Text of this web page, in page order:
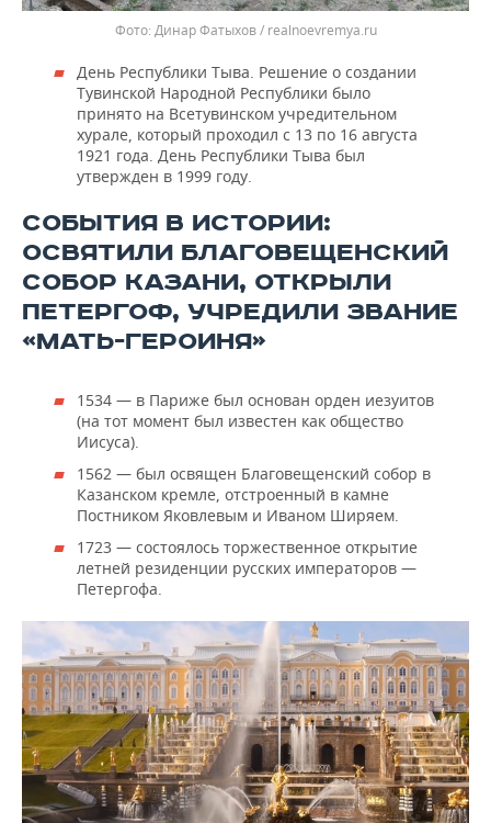
Динар Фатыхов / realnoevremya.ru
День Республики Тыва. Решение о создании
Тувинской Народной Республики было
принято на Всетувинском учредительном
хурале, который проходил с 13 по 16 августа
1921 года. День Республики Тыва был
утвержден в 1999 году.
СОБЫТИЯ В ИСТОРИИ:
ОСВЯТИЛИ БЛАГОВЕЩЕНСКИЙ
СОБОР КАЗАНИ, ОТКРЫЛИ
ПЕТЕРГОФ, УЧРЕДИЛИ ЗВАНИЕ
«МАТЬ-ГЕРОИНЯ»
1534 — в Париже был основан орден иезуитов
(на тот момент был известен как общество
Иисуса).
1562 — был освящен Благовещенский собор в
Казанском кремле, отстроенный в камне
Постником Яковлевым и Иваном Ширяем.
1723 — состоялось торжественное открытие
летней резиденции русских императоров —
Петергофа.